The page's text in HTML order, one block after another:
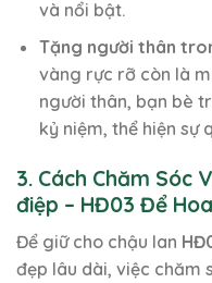
và nổi bật.
Tặng người thân
vàng rực rỡ còn là
người thân, bạn bè
kỷ niệm, thể hiện sự
3. Cách Chăm Sóc
điệp – HĐ03 Để
Để giữ cho chậu lan
đẹp lâu dài, việc chăm